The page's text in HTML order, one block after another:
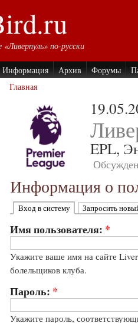
по-русски
Информация Архив Форумы
Главная
EPL,
Информация о
Вход в систему Запросить
Имя пользователя: *
Укажите ваше имя на сайте
болельщиков клуба.
Пароль: *
Укажите пароль,